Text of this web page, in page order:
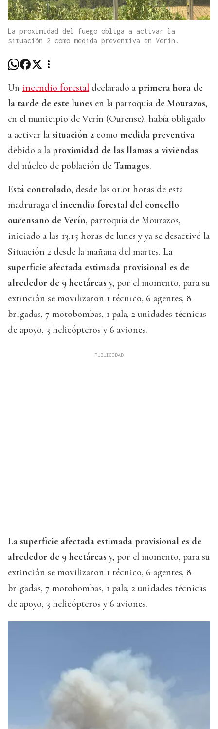
La proximidad del fuego obliga a activar la
situación 2 como medida preventiva en Verín.
Un incendio forestal declarado a primera hora de
la tarde de este lunes en la parroquia de Mourazos,
en el municipio de Verín (Ourense), había obligado
a activar la situación 2 como medida preventiva
debido a la proximidad de las llamas a viviendas
del núcleo de población de Tamagos.
Está controlado, desde las 01.01 horas de esta
madruraga el incendio forestal del concello
ourensano de Verín, parroquia de Mourazos,
iniciado a las 13.15 horas de lunes y ya se desactivó la
Situación 2 desde la mañana del martes. La
superficie afectada estimada provisional es de
alrededor de 9 hectáreas y, por el momento, para su
extinción se movilizaron 1 técnico, 6 agentes, 8
brigadas, 7 motobombas, 1 pala, 2 unidades técnicas
de apoyo, 3 helicópteros y 6 aviones.
La superficie afectada estimada provisional es de
alrededor de 9 hectáreas y, por el momento, para su
extinción se movilizaron 1 técnico, 6 agentes, 8
brigadas, 7 motobombas, 1 pala, 2 unidades técnicas
de apoyo, 3 helicópteros y 6 aviones.